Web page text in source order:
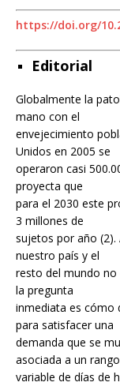
https://doi.org/
Editorial
Globalmente la
mano con el
envejecimiento
Unidos en 2005 se
operaron casi
proyecta que
para el 2030 este
3 millones de
sujetos por año (2).
nuestro país y el
resto del mundo no
la pregunta
inmediata es cómo
para satisfacer una
demanda que se
asociada a un rango
variable de días de